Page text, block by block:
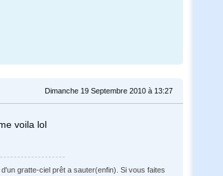
Dimanche 19 Septembre 2010 à 13:27
voila lol
gratte-ciel prêt a sauter(enfin). Si vous faites